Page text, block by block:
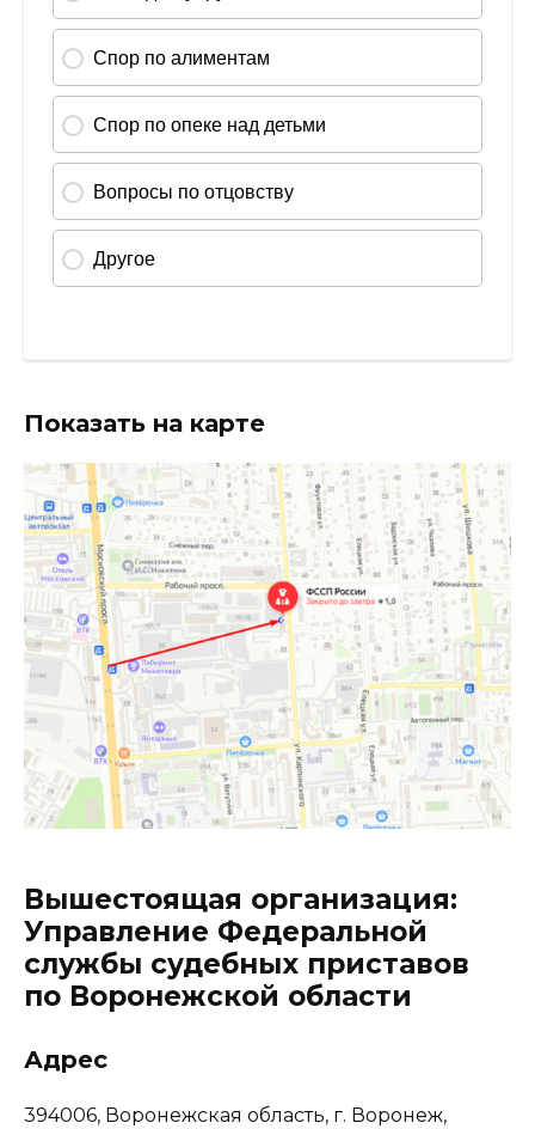
Показать на карте
Вышестоящая организация:
Управление Федеральной
службы судебных приставов
по Воронежской области
Адрес
394006, Воронежская область, г. Воронеж,